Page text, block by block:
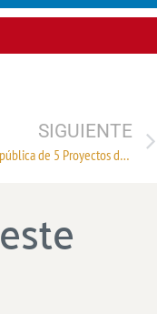
SIGUIENTE
Consulta pública de 5 Proyectos de Normas Mexicanas del Instituto Nacional de Normalización Textil (INNTEX)